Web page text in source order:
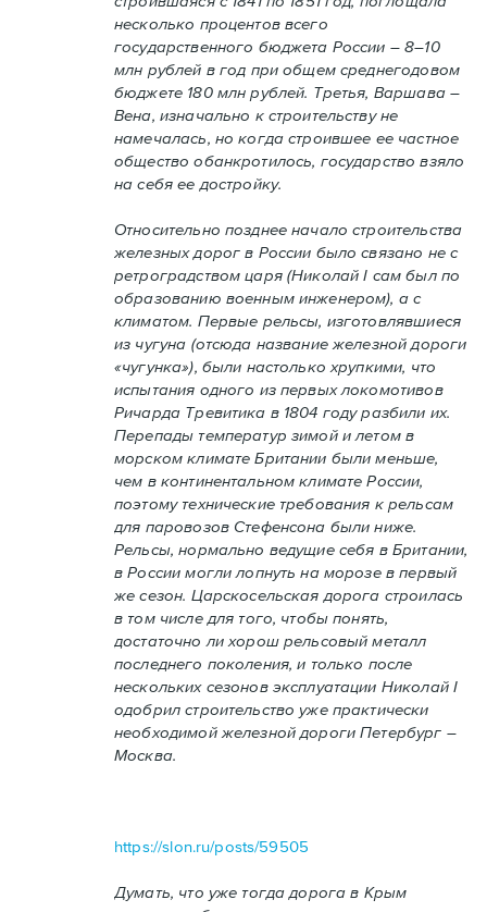
несколько процентов всего
государственного бюджета России – 8–10
млн рублей в год при общем среднегодовом
бюджете 180 млн рублей. Третья, Варшава –
Вена, изначально к строительству не
намечалась, но когда строившее ее частное
общество обанкротилось, государство взяло
на себя ее достройку.
Относительно позднее начало строительства
железных дорог в России было связано не с
ретроградством царя (Николай I сам был по
образованию военным инженером), а с
климатом. Первые рельсы, изготовлявшиеся
из чугуна (отсюда название железной дороги
«чугунка»), были настолько хрупкими, что
испытания одного из первых локомотивов
Ричарда Тревитика в 1804 году разбили их.
Перепады температур зимой и летом в
морском климате Британии были меньше,
чем в континентальном климате России,
поэтому технические требования к рельсам
для паровозов Стефенсона были ниже.
Рельсы, нормально ведущие себя в Британии,
в России могли лопнуть на морозе в первый
же сезон. Царскосельская дорога строилась
в том числе для того, чтобы понять,
достаточно ли хорош рельсовый металл
последнего поколения, и только после
нескольких сезонов эксплуатации Николай I
одобрил строительство уже практически
необходимой железной дороги Петербург –
Москва.
https://slon.ru/posts/59505
Думать, что уже тогда дорога в Крым